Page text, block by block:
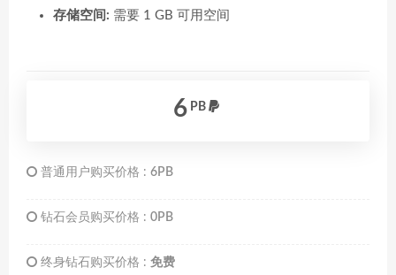
存储空间: 需要 1 GB 可用空间
6 PB
普通用户购买价格 : 6PB
钻石会员购买价格 : 0PB
终身钻石购买价格 : 免费